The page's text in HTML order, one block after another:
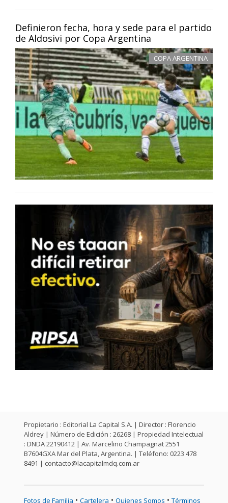
Definieron fecha, hora y sede para el partido
de Aldosivi por Copa Argentina
COPA ARGENTINA
Propietario : Editorial La Capital S.A. | Director : Florencio
Aldrey | Número de Edición : 26268 | Propiedad Intelectual
: DNDA 22190412 | Av. Marcelino Champagnat 2551
B7604GXA Mar del Plata, Argentina. | Teléfono: 0223 478
8491 | contacto@lacapitalmdq.com.ar
Fotos de Familia • Cartelera • Quienes Somos • Términos